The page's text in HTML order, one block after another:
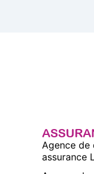
Agence de
assurance